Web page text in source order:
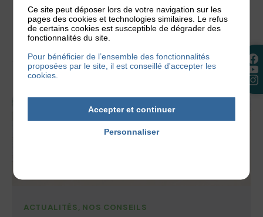
ACTUALITÉS, NOS CONSEILS
Ce site peut déposer lors de votre navigation sur les
pages des cookies et technologies similaires. Le refus
de certains cookies est susceptible de dégrader des
fonctionnalités du site.
Pour bénéficier de l’ensemble des fonctionnalités
proposées par le site, il est conseillé d'accepter les
cookies.
Accepter et continuer
Personnaliser